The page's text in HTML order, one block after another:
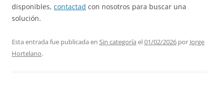
disponibles, contactad con nosotros para buscar una
solución.
Esta entrada fue publicada en Sin categoría el01/02/2026 por Jorge
Hortelano.